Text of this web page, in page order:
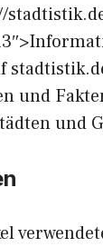
und
und